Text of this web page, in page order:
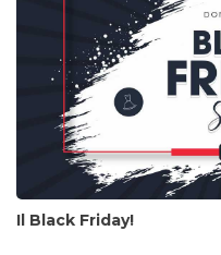
Il Black Friday!